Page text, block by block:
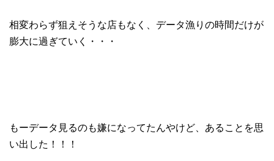
相変わらず狙えそうな店もなく、データ漁りの時間だけが
膨大に過ぎていく・・・
もーデータ見るのも嫌になってたんやけど、あることを思
い出した！！！